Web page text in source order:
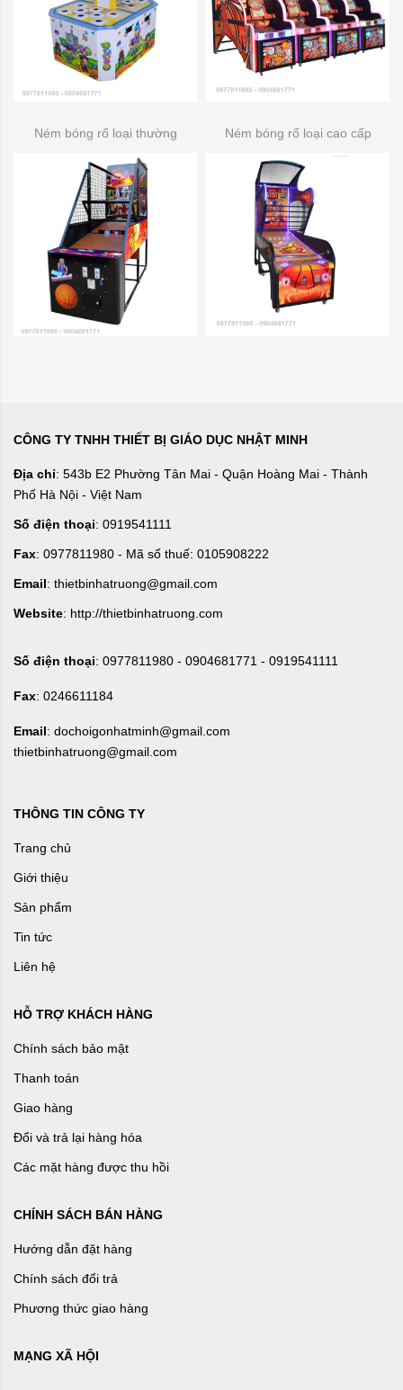
Ném bóng rổ loại thường Ném bóng rổ loại cao cấp
CÔNG TY TNHH THIẾT BỊ GIÁO DỤC NHẬT MINH
Địa chỉ: 543b E2 Phường Tân Mai - Quận Hoàng Mai - Thành
Phố Hà Nội - Việt Nam
Số điện thoại: 0919541111
Fax: 0977811980 - Mã số thuế: 0105908222
Email: thietbinhatruong@gmail.com
Website: http://thietbinhatruong.com
Số điện thoại: 0977811980 - 0904681771 - 0919541111
Fax: 0246611184
Email: dochoigonhatminh@gmail.com
thietbinhatruong@gmail.com
THÔNG TIN CÔNG TY
Trang chủ
Giới thiệu
Sản phẩm
Tin tức
Liên hệ
HỖ TRỢ KHÁCH HÀNG
Chính sách bảo mật
Thanh toán
Giao hàng
Đổi và trả lại hàng hóa
Các mặt hàng được thu hồi
CHÍNH SÁCH BÁN HÀNG
Hướng dẫn đặt hàng
Chính sách đổi trả
Phương thức giao hàng
MẠNG XÃ HỘI